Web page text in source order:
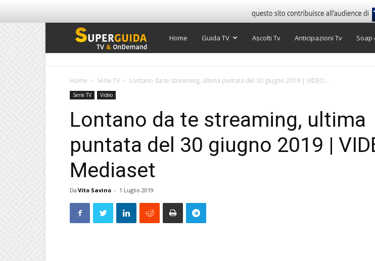
Super
Home Guida TV Ascolti Tv Anticipazioni Tv Soap
Home Serie TV Lontano da te streaming, ultima puntata del 30 giugno 2019 | VIDEO...
Serie TV Video
Lontano da te streaming, ultima
puntata del 30 giugno 2019 |
Mediaset
Da Vito Savino - 1 Luglio 2019